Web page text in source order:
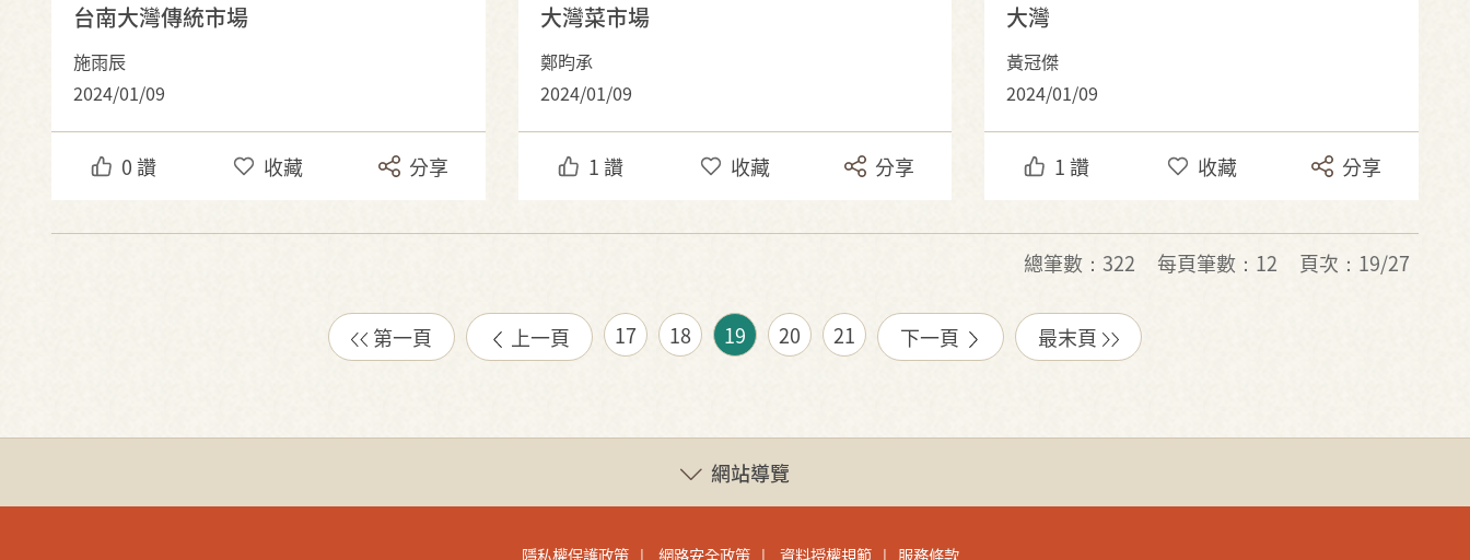
台南大灣傳統市場
施雨辰
2024/01/09
0讚 收藏 分享
大灣菜市場
鄭昀承
2024/01/09
1讚 收藏 分享
大灣
黃冠傑
2024/01/09
1讚 收藏 分享
總筆數：322 每頁筆數：12 頁次：19/27
第一頁 上一頁 17 18 19 20 21 下一頁 最末頁
網站導覽